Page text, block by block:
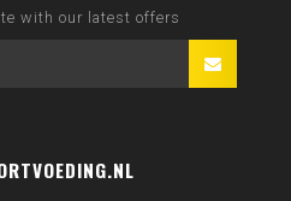
with our latest offers